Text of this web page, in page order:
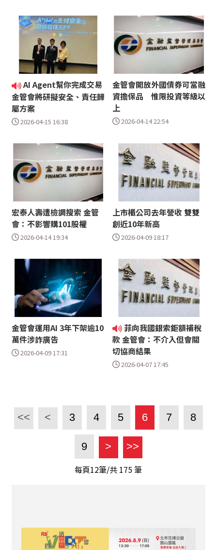
AI Agent幫你完成交易
金管會將研擬安全、責任歸
屬方案
2026-04-15 16:38
金管會開放外國債券可當融
資擔保品 惟限投資等級以
上
2026-04-14 22:54
宏泰人壽遭檢調搜索 金管
會：不影響購101股權
2026-04-14 19:34
上市櫃公司去年營收 雙雙
創近10年新高
2026-04-09 18:17
金管會運用AI 3年下架逾10
萬件涉詐廣告
2026-04-09 17:31
菲向我國銀索鉅額補稅
款 金管會：不介入但會關
切協商結果
2026-04-07 17:45
<< < 3 4 5 6 7 8
9 > >>
每頁12筆/共 175筆